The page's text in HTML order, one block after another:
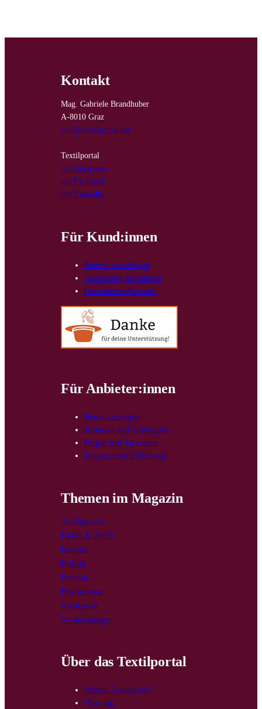
Kontakt
Mag. Gabriele Brandhuber
A-8010 Graz
info@textilportal.net
Textilportal
auf Instagram
auf Facebook
auf LinkedIn
Für Kund:innen
Betrieb vorschlagen
Community Richtlinien
Unterstützen/Spenden
Für Anbieter:innen
Betrieb eintragen
Kriterien und Spielregeln
Fragen und Antworten
Kooperationen/Werbung
Themen im Magazin
Ausflugsziele
Fasern & Stoffe
Internes
Podcast
Portraits
Produzenten
Standpunkt
Veranstaltungen
Über das Textilportal
Warum Textilportal?
Über uns